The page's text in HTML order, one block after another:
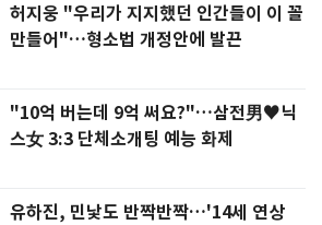
허지웅 "우리가 지지했던 인간들이 이 꼴
만들어"…형소법 개정안에 발끈
"10억 버는데 9억 써요?"…삼전男♥닉
스女 3:3 단체소개팅 예능 화제
유하진, 민낯도 반짝반짝…'14세 연상